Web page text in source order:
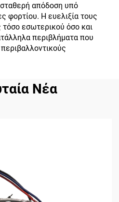
απόδοση υπό
φορτίου. Η ευελιξία τους
τόσο εσωτερικού όσο και
περιβλήματα που
Νέα